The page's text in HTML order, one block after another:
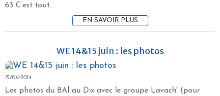
63 C’est tout...
EN SAVOIR PLUS
WE 14&15 juin : les photos
15/06/2014
Les photos du BAl au Dix avec le groupe Lavach' (pour